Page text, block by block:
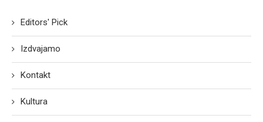
Editors' Pick
Izdvajamo
Kontakt
Kultura